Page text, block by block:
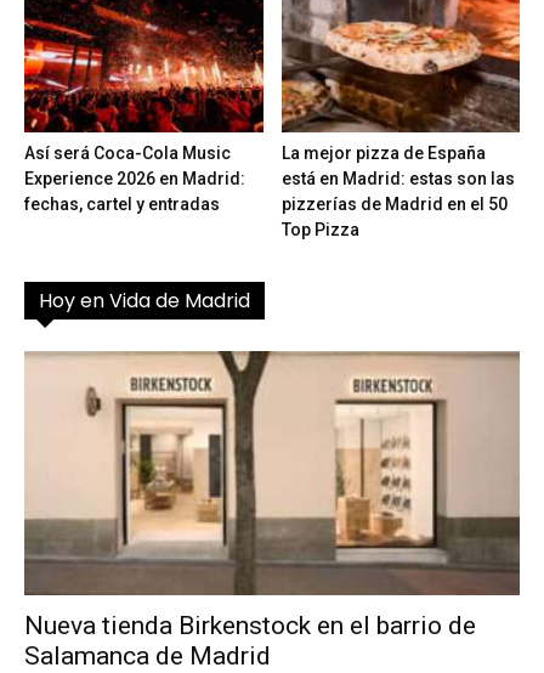
Así será Coca-Cola Music
Experience 2026 en Madrid:
fechas, cartel y entradas
La mejor pizza de España
está en Madrid: estas son las
pizzerías de Madrid en el 50
Top Pizza
Hoy en Vida de Madrid
Nueva tienda Birkenstock en el barrio de
Salamanca de Madrid